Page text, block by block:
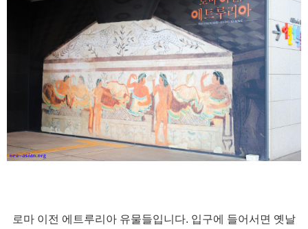
로마 이전 에트루리아 유물들입니다. 입구에 들어서면 옛날